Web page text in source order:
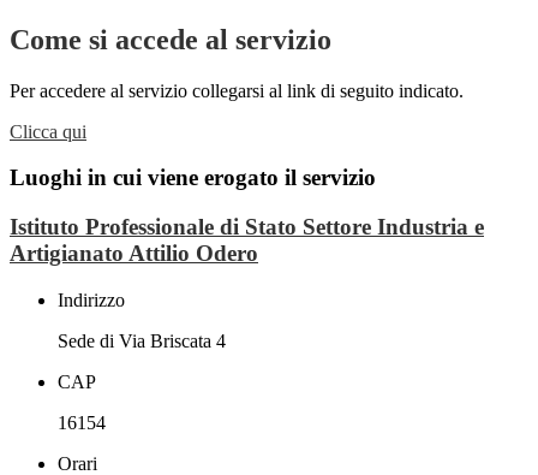
Come si accede al servizio
Per accedere al servizio collegarsi al link di seguito indicato.
Clicca qui
Luoghi in cui viene erogato il servizio
Istituto Professionale di Stato Settore Industria e
Artigianato Attilio Odero
Indirizzo
Sede di Via Briscata 4
CAP
16154
Orari